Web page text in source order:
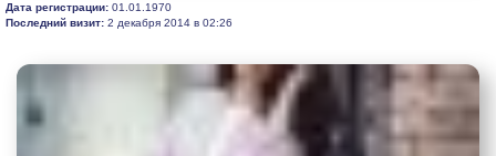
Дата регистрации: 01.01.1970
Последний визит: 2 декабря 2014 в 02:26